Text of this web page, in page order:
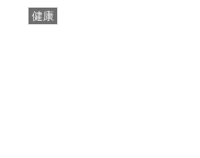
健康